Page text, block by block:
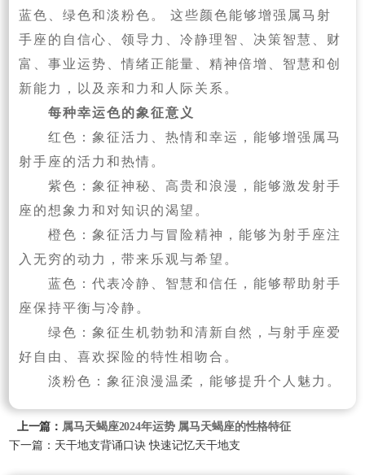
蓝色、绿色和淡粉色。 这些颜色能够增强属马射
手座的自信心、领导力、冷静理智、决策智慧、财
富、事业运势、情绪正能量、精神倍增、智慧和创
新能力，以及亲和力和人际关系。
每种幸运色的象征意义
红色：象征活力、热情和幸运，能够增强属马
射手座的活力和热情。
紫色：象征神秘、高贵和浪漫，能够激发射手
座的想象力和对知识的渴望。
橙色：象征活力与冒险精神，能够为射手座注
入无穷的动力，带来乐观与希望。
蓝色：代表冷静、智慧和信任，能够帮助射手
座保持平衡与冷静。
绿色：象征生机勃勃和清新自然，与射手座爱
好自由、喜欢探险的特性相吻合。
淡粉色：象征浪漫温柔，能够提升个人魅力。
上一篇： 属马天蝎座2024年运势 属马天蝎座的性格特征
下一篇：天干地支背诵口诀 快速记忆天干地支